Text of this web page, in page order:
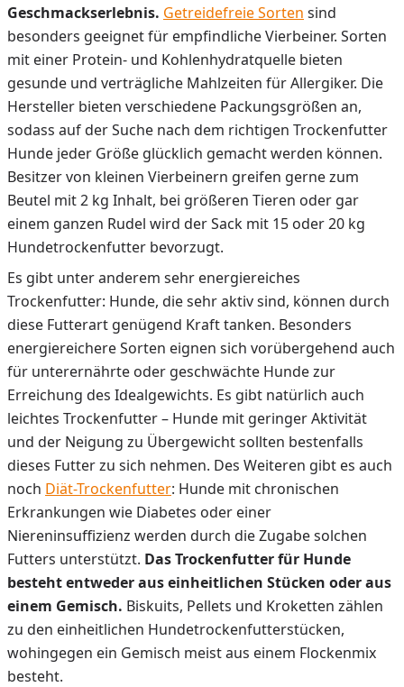
Geschmackserlebnis. Getreidefreie Sorten sind
besonders geeignet für empfindliche Vierbeiner. Sorten
mit einer Protein- und Kohlenhydratquelle bieten
gesunde und verträgliche Mahlzeiten für Allergiker. Die
Hersteller bieten verschiedene Packungsgrößen an,
sodass auf der Suche nach dem richtigen Trockenfutter
Hunde jeder Größe glücklich gemacht werden können.
Besitzer von kleinen Vierbeinern greifen gerne zum
Beutel mit 2 kg Inhalt, bei größeren Tieren oder gar
einem ganzen Rudel wird der Sack mit 15 oder 20 kg
Hundetrockenfutter bevorzugt.
Es gibt unter anderem sehr energiereiches
Trockenfutter: Hunde, die sehr aktiv sind, können durch
diese Futterart genügend Kraft tanken. Besonders
energiereichere Sorten eignen sich vorübergehend auch
für unterernährte oder geschwächte Hunde zur
Erreichung des Idealgewichts. Es gibt natürlich auch
leichtes Trockenfutter – Hunde mit geringer Aktivität
und der Neigung zu Übergewicht sollten bestenfalls
dieses Futter zu sich nehmen. Des Weiteren gibt es auch
noch Diät-Trockenfutter: Hunde mit chronischen
Erkrankungen wie Diabetes oder einer
Niereninsuffizienz werden durch die Zugabe solchen
Futters unterstützt. Das Trockenfutter für Hunde
besteht entweder aus einheitlichen Stücken oder aus
einem Gemisch. Biskuits, Pellets und Kroketten zählen
zu den einheitlichen Hundetrockenfutterstücken,
wohingegen ein Gemisch meist aus einem Flockenmix
besteht.